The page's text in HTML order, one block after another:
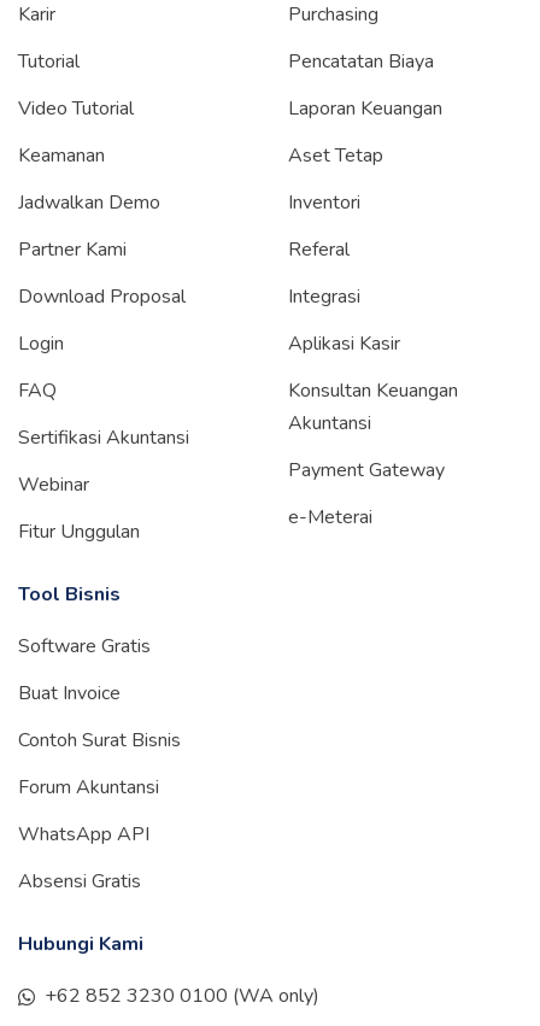
Karir
Tutorial
Video Tutorial
Keamanan
Jadwalkan Demo
Partner Kami
Download Proposal
Login
FAQ
Sertifikasi Akuntansi
Webinar
Fitur Unggulan
Purchasing
Pencatatan Biaya
Laporan Keuangan
Aset Tetap
Inventori
Referal
Integrasi
Aplikasi Kasir
Konsultan Keuangan
Akuntansi
Payment Gateway
e-Meterai
Tool Bisnis
Software Gratis
Buat Invoice
Contoh Surat Bisnis
Forum Akuntansi
WhatsApp API
Absensi Gratis
Hubungi Kami
+62 852 3230 0100 (WA only)